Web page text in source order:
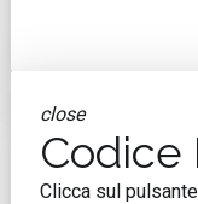
close
Codice
Clicca sul